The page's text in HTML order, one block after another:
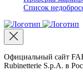
Cписок
Официальный сайт
Rubinetterie S.p.A. в